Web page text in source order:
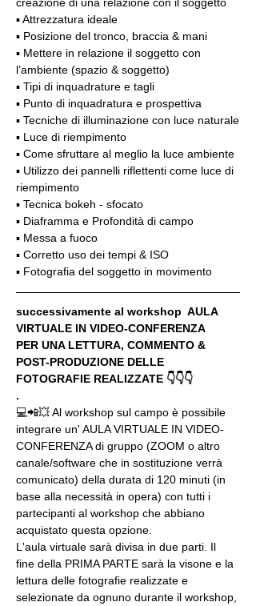
▪️ Attrezzatura ideale
▪️ Posizione del tronco, braccia & mani
▪️ Mettere in relazione il soggetto con
l’ambiente (spazio & soggetto)
▪️ Tipi di inquadrature e tagli
▪️ Punto di inquadratura e prospettiva
▪️ Tecniche di illuminazione con luce naturale
▪️ Luce di riempimento
▪️ Come sfruttare al meglio la luce ambiente
▪️ Utilizzo dei pannelli riflettenti come luce di
riempimento
▪️ Tecnica bokeh - sfocato
▪️ Diaframma e Profondità di campo
▪️ Messa a fuoco
▪️ Corretto uso dei tempi & ISO
▪️ Fotografia del soggetto in movimento
successivamente al workshop  AULA
VIRTUALE IN VIDEO-CONFERENZA
PER UNA LETTURA, COMMENTO &
POST-PRODUZIONE DELLE
FOTOGRAFIE REALIZZATE 👇👇👇
.
💻📲💥 Al workshop sul campo è possibile
integrare un' AULA VIRTUALE IN VIDEO-
CONFERENZA di gruppo (ZOOM o altro
canale/software che in sostituzione verrà
comunicato) della durata di 120 minuti (in
base alla necessità in opera) con tutti i
partecipanti al workshop che abbiano
acquistato questa opzione.
L'aula virtuale sarà divisa in due parti. Il
fine della PRIMA PARTE sarà la visone e la
lettura delle fotografie realizzate e
selezionate da ognuno durante il workshop,